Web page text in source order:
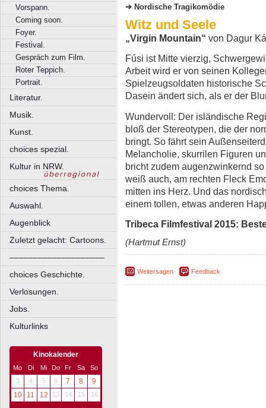
Vorspann.
Coming soon.
Foyer.
Festival.
Gespräch zum Film.
Roter Teppich.
Portrait.
Literatur.
Musik.
Kunst.
choices spezial.
Kultur in NRW.
choices Thema.
Auswahl.
Augenblick
Zuletzt gelacht: Cartoons.
––––––––––––––––––––
choices Geschichte.
Verlosungen.
Jobs.
Kulturlinks
Kinokalender
Mo Di Mi Do Fr Sa
So
3
4 5 6 7 8
9
10
11 12 13 14 15 16
Nordische Tragikomödie
Witz und Seele
„Virgin Mountain“ von Dagur
Fúsi ist Mitte vierzig,
Arbeit wird er von seinen
Spielzeugsoldaten historische
Dasein ändert sich, als er der
Wundervoll: Der isländische
bloß der Stereotypen, die der
bringt. So fährt sein
Melancholie, skurrilen Figuren
bricht zudem augenzwinkernd
weiß auch, am rechten Fleck
mitten ins Herz. Und das
einem tollen, etwas anderen
Tribeca Filmfestival 2015:
(Hartmut Ernst)
Weitersagen Feedback